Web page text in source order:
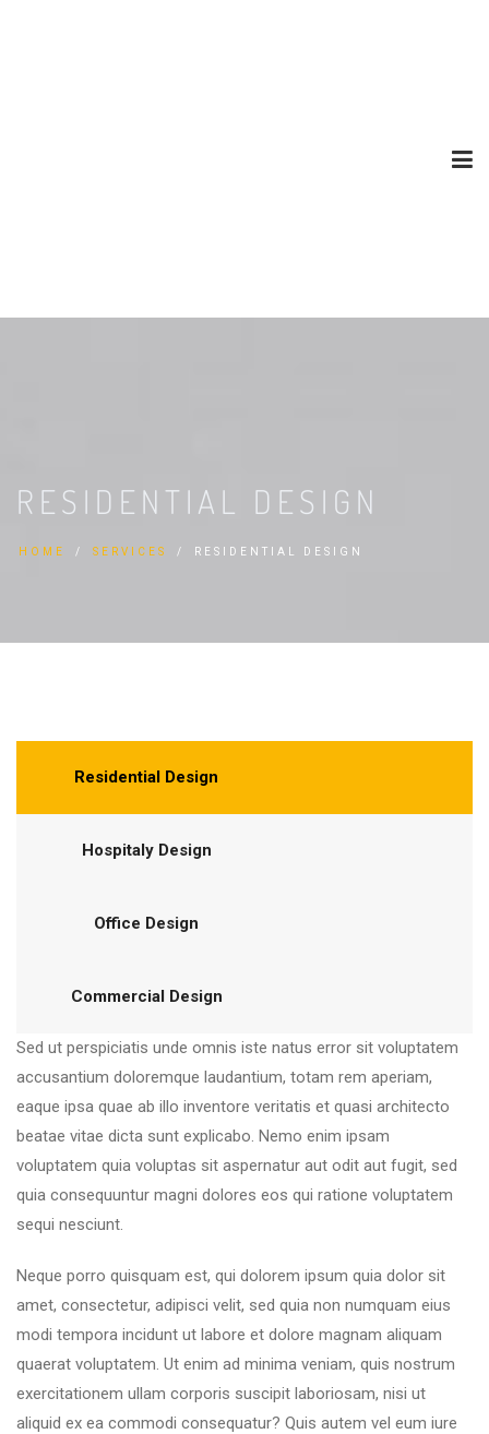
RESIDENTIAL DESIGN
HOME SERVICES RESIDENTIAL DESIGN
Residential Design
Hospitaly Design
Office Design
Commercial Design
Sed ut perspiciatis unde omnis iste natus error sit voluptatem
accusantium doloremque laudantium, totam rem aperiam,
eaque ipsa quae ab illo inventore veritatis et quasi architecto
beatae vitae dicta sunt explicabo. Nemo enim ipsam
voluptatem quia voluptas sit aspernatur aut odit aut fugit, sed
quia consequuntur magni dolores eos qui ratione voluptatem
sequi nesciunt.
Neque porro quisquam est, qui dolorem ipsum quia dolor sit
amet, consectetur, adipisci velit, sed quia non numquam eius
modi tempora incidunt ut labore et dolore magnam aliquam
quaerat voluptatem. Ut enim ad minima veniam, quis nostrum
exercitationem ullam corporis suscipit laboriosam, nisi ut
aliquid ex ea commodi consequatur? Quis autem vel eum iure